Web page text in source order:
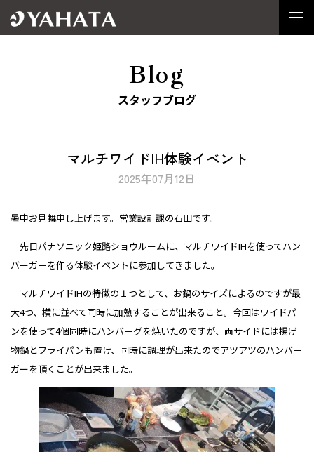
Blog
スタッフブログ
マルチワイドIH体験イベント
2025年07月12日
暑中お見舞申し上げます。営業設計課の石田です。
先日パナソニック姫路ショウルームに、マルチワイドIHを使ってハン
バーガーを作る体験イベントに参加してきました。
マルチワイドIHの特徴の１つとして、お鍋のサイズによるのですが最
大4つ、横に並べて同時に加熱することが出来ること。今回はワイドパ
ンを使って4個同時にハンバーグを焼いたのですが、両サイドには揚げ
物鍋とフライパンも置け、同時に調理が出来たのでアツアツのハンバー
ガーを頂くことが出来ました。